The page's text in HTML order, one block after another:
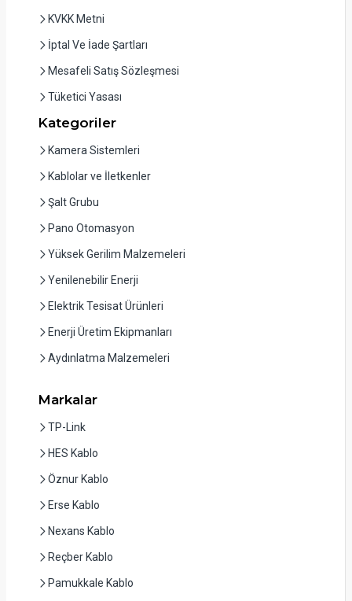
KVKK Metni
İptal Ve İade Şartları
Mesafeli Satış Sözleşmesi
Tüketici Yasası
Kategoriler
Kamera Sistemleri
Kablolar ve İletkenler
Şalt Grubu
Pano Otomasyon
Yüksek Gerilim Malzemeleri
Yenilenebilir Enerji
Elektrik Tesisat Ürünleri
Enerji Üretim Ekipmanları
Aydınlatma Malzemeleri
Markalar
TP-Link
HES Kablo
Öznur Kablo
Erse Kablo
Nexans Kablo
Reçber Kablo
Pamukkale Kablo